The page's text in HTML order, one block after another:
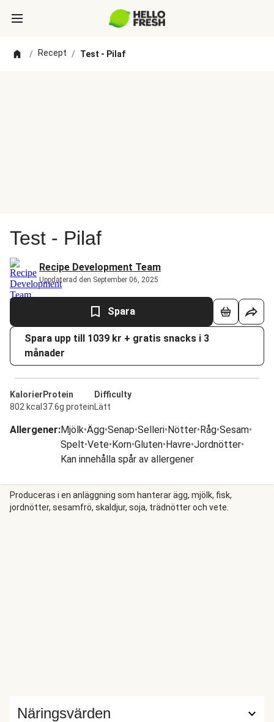
/ Recept / Test - Pilaf
Test - Pilaf
Recipe Development Team
Uppdaterad den September 06, 2025
Spara
Spara upp till 1039 kr + gratis snacks i 3
månader
Kalorier
802 kcal
Protein
37.6g protein
Difficulty
Lätt
Allergener:Mjölk•Ägg•Senap•Selleri•Nötter•Råg•Sesam•
Spelt•Vete•Korn•Gluten•Havre•Jordnötter•
Kan innehålla spår av allergener
Produceras i en anläggning som hanterar ägg, mjölk, fisk,
jordnötter, sesamfrö, skaldjur, soja, trädnötter och vete.
Näringsvärden